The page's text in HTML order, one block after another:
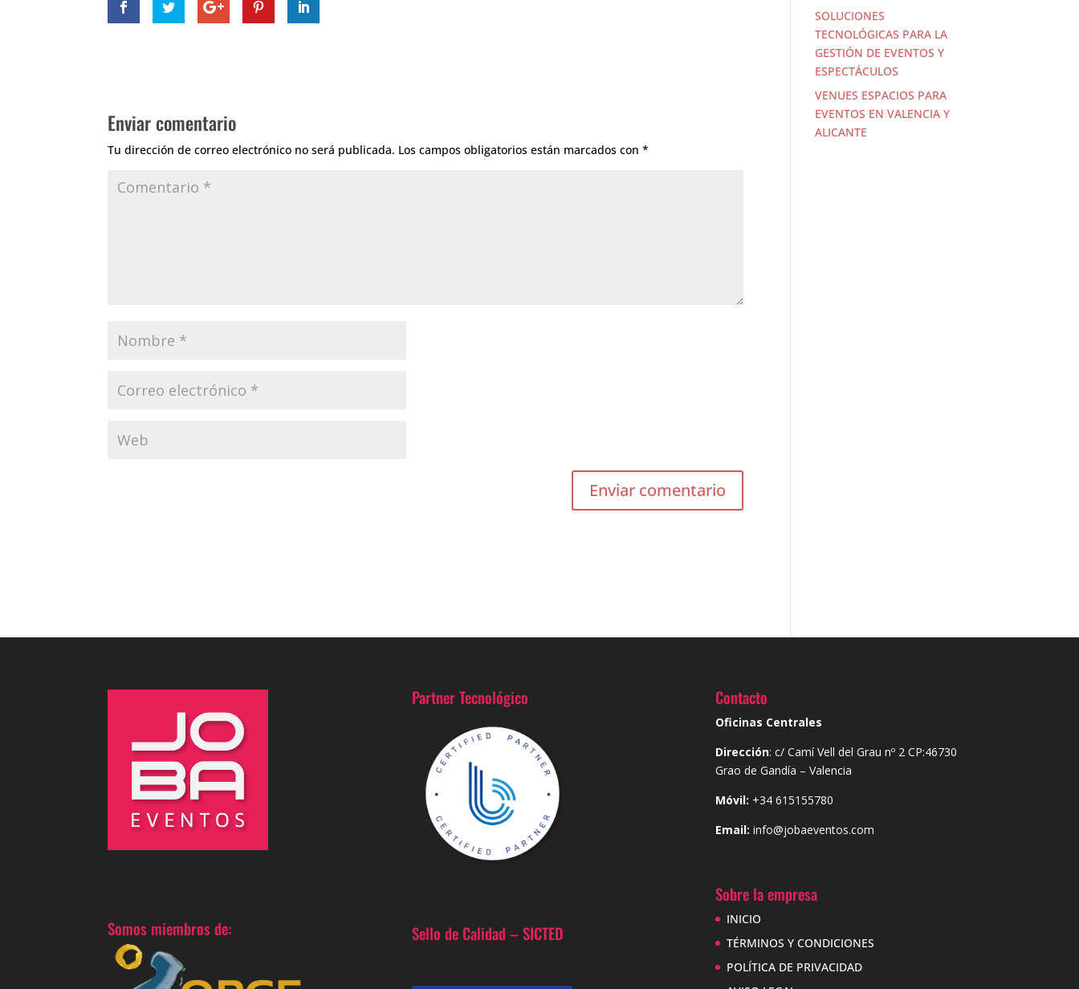
Enviar comentario
Tu dirección de correo electrónico no será publicada. Los campos obligatorios están marcados con*
SOLUCIONES
TECNOLÓGICAS PARA LA
GESTIÓN DE EVENTOS Y
ESPECTÁCULOS
VENUES ESPACIOS PARA
EVENTOS EN VALENCIA Y
ALICANTE
Somos miembros de:
Partner Tecnológico
Sello de Calidad – SICTED
Contacto
Oficinas Centrales
Dirección: c/ Camí Vell del Grau nº 2 CP:46730
Grao de Gandía – Valencia
Móvil: +34 615155780
Email: info@jobaeventos.com
Sobre la empresa
INICIO
TÉRMINOS Y CONDICIONES
POLÍTICA DE PRIVACIDAD